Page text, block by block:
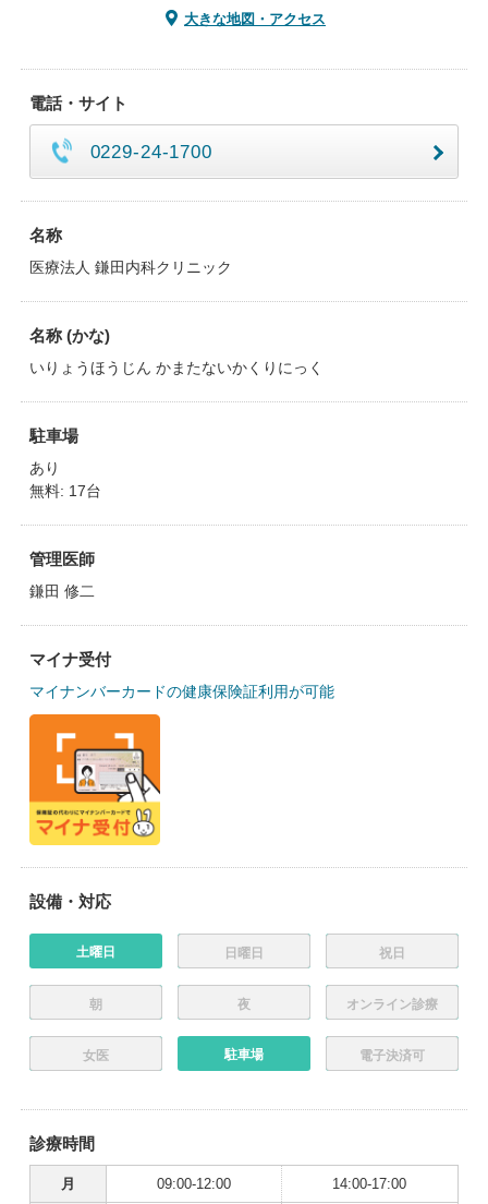
大きな地図・アクセス
電話・サイト
0229-24-1700
名称
医療法人 鎌田内科クリニック
名称 (かな)
いりょうほうじん かまたないかくりにっく
駐車場
あり
無料: 17台
管理医師
鎌田 修二
マイナ受付
マイナンバーカードの健康保険証利用が可能
設備・対応
土曜日 日曜日 祝日
朝 夜 オンライン診療
女医 駐車場 電子決済可
診療時間
月 09:00-12:00 14:00-17:00